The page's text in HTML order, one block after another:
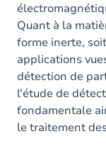
Quant à la
forme inerte,
applications
détection de
l'étude de
fondamentale
le traitement